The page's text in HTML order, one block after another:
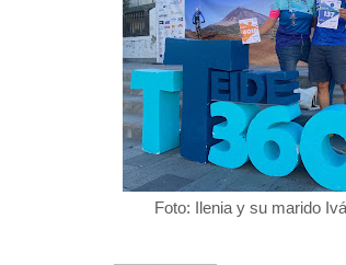
Foto: Ilenia y su marido